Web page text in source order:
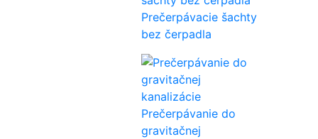
Prečerpávacie šachty
bez čerpadla
Prečerpávanie do
gravitačnej